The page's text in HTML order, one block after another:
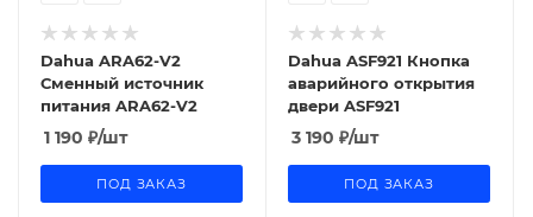
Dahua ARA62-V2
Сменный источник
питания ARA62-V2
1 190 ₽/шт
ПОД ЗАКАЗ
Dahua ASF921 Кнопка
аварийного открытия
двери ASF921
3 190 ₽/шт
ПОД ЗАКАЗ